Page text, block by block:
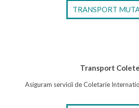
TRANSPORT
Transport Colete
Asiguram servicii de Coletarie